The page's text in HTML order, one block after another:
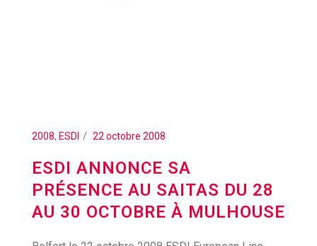
2008, ESDI 22 octobre 2008
ESDI ANNONCE SA
PRÉSENCE AU SAITAS DU 28
AU 30 OCTOBRE À MULHOUSE